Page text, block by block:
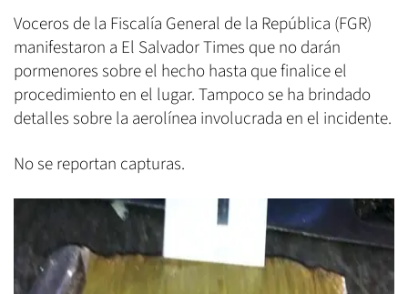
Voceros de la Fiscalía General de la República (FGR)
manifestaron a El Salvador Times que no darán
pormenores sobre el hecho hasta que finalice el
procedimiento en el lugar. Tampoco se ha brindado
detalles sobre la aerolínea involucrada en el incidente.
No se reportan capturas.